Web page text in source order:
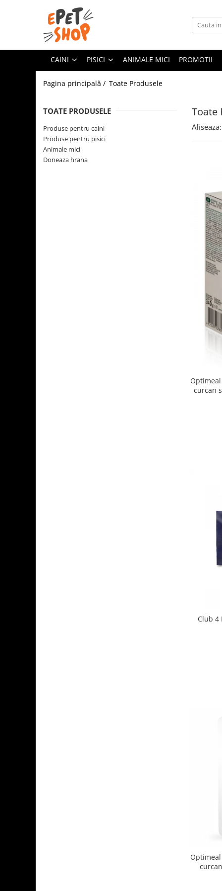
Hrana umeda
Recompense
Lese si zgarzi
Jucarii caini
Castroane si boluri
Hrana umeda
Recompense
Accesorii pisici
Ansambluri de joaca, sisaluri
Castroane si boluri
Lese, hamuri si zgarzi
CAINI PISICI ANIMALE MICI PROMOTII
Pagina principală / Toate Produsele
Toate
TOATE PRODUSELE
Produse pentru caini
Produse pentru pisici
Animale mici
Doneaza hrana
Afiseaza:
curcan
Club 4